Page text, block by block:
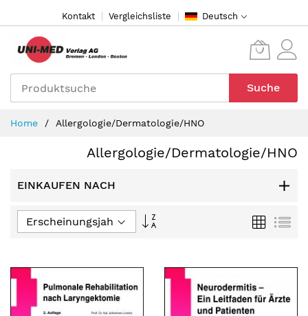
Inhalt
Kontakt Vergleichsliste Deutsch
Suche
Home Allergologie/Dermatologie/HNO
Allergologie/Dermatologie/HNO
EINKAUFEN NACH
aufsteigender
Raster